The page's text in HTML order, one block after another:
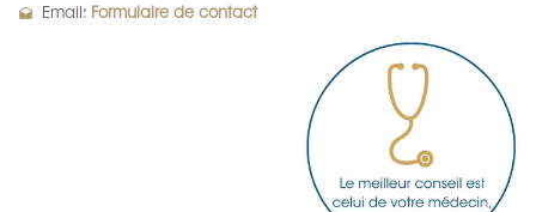
drafts Email: Formulaire de contact